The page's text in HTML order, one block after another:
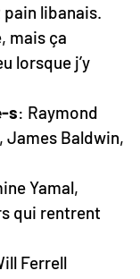
libanais.
mais ça
lorsque j’y
s: Raymond
James Baldwin,
Yamal,
qui rentrent
Ferrell